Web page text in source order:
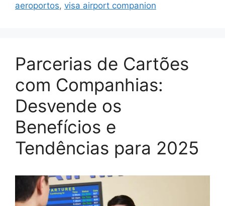
aeroportos, visa airport companion
Parcerias de Cartões
com Companhias:
Desvende os
Benefícios e
Tendências para 2025